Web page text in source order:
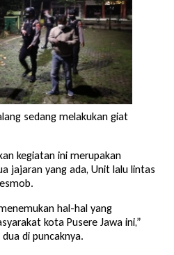
sedang melakukan giat
kegiatan ini merupakan
jajaran yang ada, Unit lalu lintas
hal-hal yang
kota Pusere Jawa ini,”
di puncaknya.